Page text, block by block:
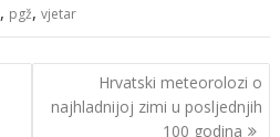
, pgž,vjetar
Hrvatski meteorolozi o
najhladnijoj zimi u posljednjih
100 godina